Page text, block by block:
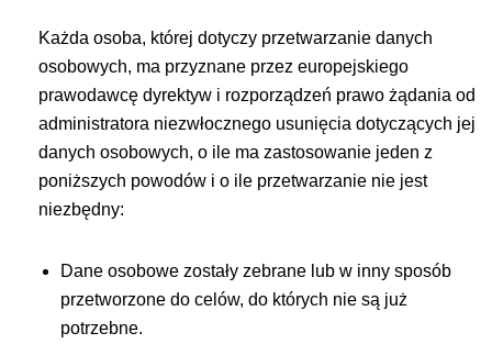
Każda osoba, której dotyczy przetwarzanie danych
osobowych, ma przyznane przez europejskiego
prawodawcę dyrektyw i rozporządzeń prawo żądania od
administratora niezwłocznego usunięcia dotyczących jej
danych osobowych, o ile ma zastosowanie jeden z
poniższych powodów i o ile przetwarzanie nie jest
niezbędny:
Dane osobowe zostały zebrane lub w inny sposób
przetworzone do celów, do których nie są już
potrzebne.